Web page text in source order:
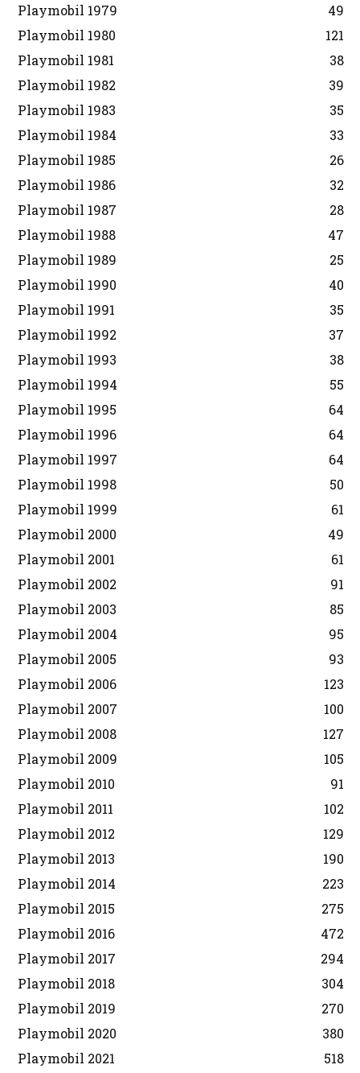
Playmobil 1979
49
Playmobil 1980
121
Playmobil 1981
38
Playmobil 1982
39
Playmobil 1983
35
Playmobil 1984
33
Playmobil 1985
26
Playmobil 1986
32
Playmobil 1987
28
Playmobil 1988
47
Playmobil 1989
25
Playmobil 1990
40
Playmobil 1991
35
Playmobil 1992
37
Playmobil 1993
38
Playmobil 1994
55
Playmobil 1995
64
Playmobil 1996
64
Playmobil 1997
64
Playmobil 1998
50
Playmobil 1999
61
Playmobil 2000
49
Playmobil 2001
61
Playmobil 2002
91
Playmobil 2003
85
Playmobil 2004
95
Playmobil 2005
93
Playmobil 2006
123
Playmobil 2007
100
Playmobil 2008
127
Playmobil 2009
105
Playmobil 2010
91
Playmobil 2011
102
Playmobil 2012
129
Playmobil 2013
190
Playmobil 2014
223
Playmobil 2015
275
Playmobil 2016
472
Playmobil 2017
294
Playmobil 2018
304
Playmobil 2019
270
Playmobil 2020
380
Playmobil 2021
518